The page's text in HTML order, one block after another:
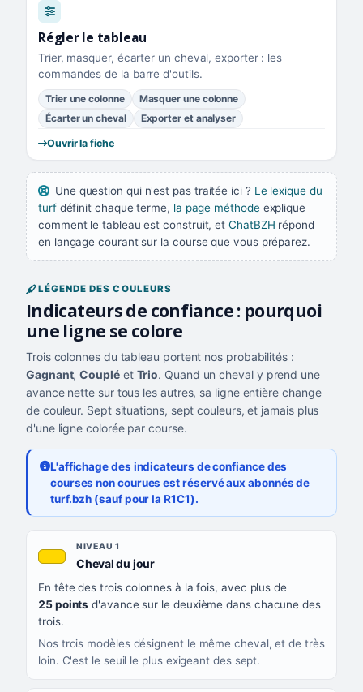
Régler le tableau
Trier, masquer, écarter un cheval, exporter : les
commandes de la barre d'outils.
Trier une colonne
Masquer une colonne
Écarter un cheval
Exporter et analyser
Ouvrir la fiche
Une question qui n'est pas traitée ici ? Le lexique du
turfdéfinit chaque terme, la page méthodeexplique
comment le tableau est construit, etChatBZH répond
en langage courant sur la course que vous préparez.
LÉGENDE DES COULEURS
Indicateurs de confiance : pourquoi
une ligne se colore
Trois colonnes du tableau portent nos probabilités :
Gagnant,Coupléet Trio. Quand un cheval y prend une
avance nette sur tous les autres, sa ligne entière change
de couleur. Sept situations, sept couleurs, et jamais plus
d'une ligne colorée par course.
L'affichage des indicateurs de confiance des
courses non courues est réservé aux abonnés de
turf.bzh (sauf pour la R1C1).
QUAND LA LIGNE PREND CETTE COULEUR
CE QUE CELA VOUS DIT
NIVEAU 1
Cheval du jour, couleur jaune or
En tête des trois colonnes à la fois, avec plus de
25 points d'avance sur le deuxième dans chacune des
trois.
Nos trois modèles désignent le même cheval, et de très
loin. C'est le seuil le plus exigeant des sept.